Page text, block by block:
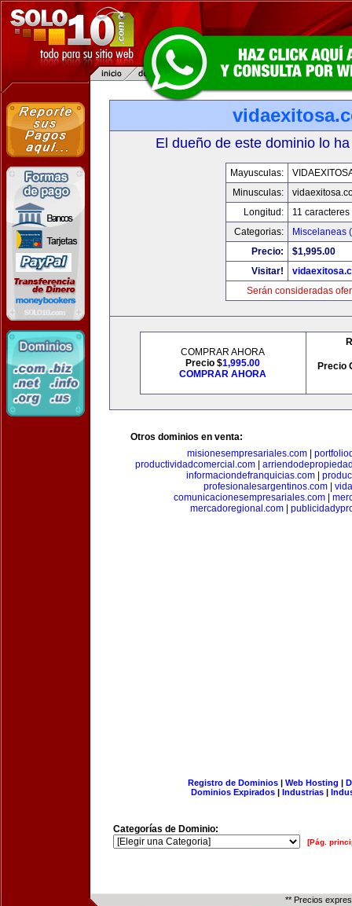
El dueño de este dominio lo
Mayusculas:
Minusculas:
Longitud:
11 caracteres
Categorias:
Miscelaneas
Precio:
$1,995.00
Visitar!
Serán consideradas
COMPRAR AHORA
Precio $1,995.00
COMPRAR AHORA
Precio
Otros dominios en venta:
misionesempresariales.com
productividadcomercial.com
informaciondefranquicias.com
profesionalesargentinos.com|
comunicacionesempresariales.com
mercadoregional.com
Registro de Dominios| Web Hosting |
Dominios Expirados | Industrias |
Categorías de Dominio:
[Pág.
** Precios